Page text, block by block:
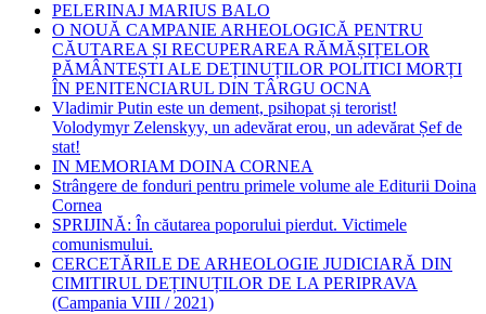
PELERINAJ MARIUS BALO
O NOUĂ CAMPANIE ARHEOLOGICĂ PENTRU
CĂUTAREA ȘI RECUPERAREA RĂMĂȘIȚELOR
PĂMÂNTEȘTI ALE DEȚINUȚILOR POLITICI MORȚI
ÎN PENITENCIARUL DIN TÂRGU OCNA
Vladimir Putin este un dement, psihopat și terorist!
Volodymyr Zelenskyy, un adevărat erou, un adevărat Șef de
stat!
IN MEMORIAM DOINA CORNEA
Strângere de fonduri pentru primele volume ale Editurii Doina
Cornea
SPRIJINĂ: În căutarea poporului pierdut. Victimele
comunismului.
CERCETĂRILE DE ARHEOLOGIE JUDICIARĂ DIN
CIMITIRUL DEȚINUȚILOR DE LA PERIPRAVA
(Campania VIII / 2021)